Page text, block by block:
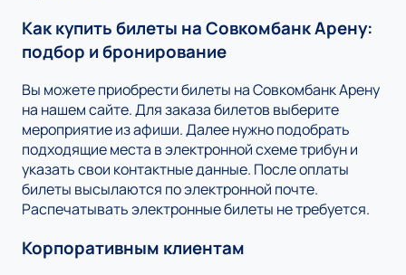
Как купить билеты на Совкомбанк Арену:
подбор и бронирование
Вы можете приобрести билеты на Совкомбанк Арену
на нашем сайте. Для заказа билетов выберите
мероприятие из афиши. Далее нужно подобрать
подходящие места в электронной схеме трибун и
указать свои контактные данные. После оплаты
билеты высылаются по электронной почте.
Распечатывать электронные билеты не требуется.
Корпоративным клиентам